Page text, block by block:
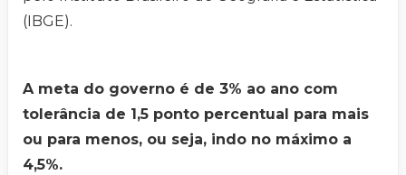
(IBGE).
A meta do governo é de 3% ao ano com
tolerância de 1,5 ponto percentual para mais
ou para menos, ou seja, indo no máximo a
4,5%.